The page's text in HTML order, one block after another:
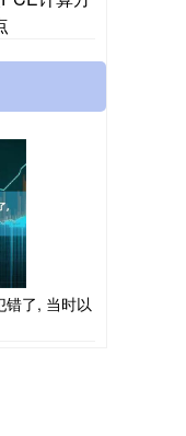
错了, 当时以